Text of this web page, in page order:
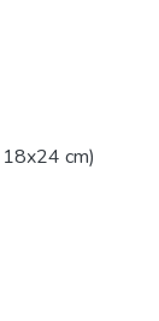
cm)